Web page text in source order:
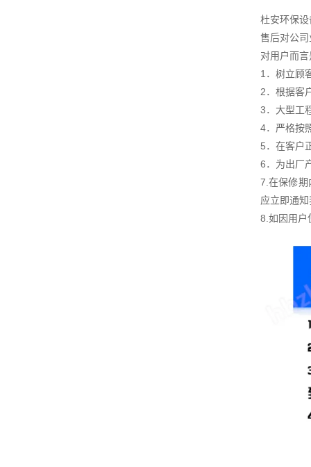
杜安环保
售后对公
对用户而
1．树立顾
2．根据客
3．大型工
4．严格按
5．在客户
6．为出厂
7.在保修期
应立即通
8.如因用户